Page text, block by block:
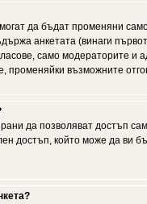
да бъдат променяни
анкетата (винаги
само модераторите и
променяйки възможните
да позволяват достъп
достъп, който може да ви